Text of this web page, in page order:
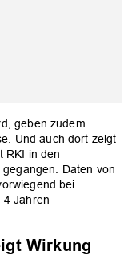
geben zudem
Und auch dort zeigt
RKI in den
Daten von
bei
4 Jahren
Wirkung